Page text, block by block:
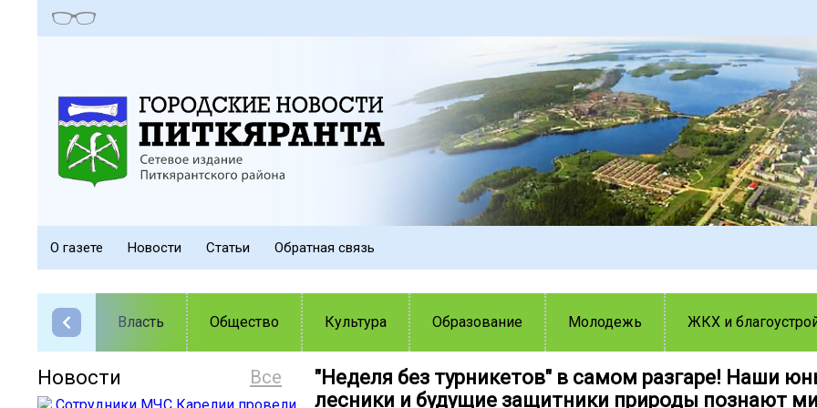
О газете Новости Статьи Обратная связь
Власть Общество Культура Образование Молодежь ЖКХ и
Все
Новости
"Неделя без турникетов" в самом разгаре! Наши
лесники и будущие защитники природы познают